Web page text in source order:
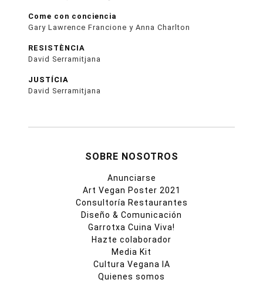
Come con conciencia
Gary Lawrence Francione y Anna Charlton
RESISTÈNCIA
David Serramitjana
JUSTÍCIA
David Serramitjana
SOBRE NOSOTROS
Anunciarse
Art Vegan Poster 2021
Consultoría Restaurantes
Diseño & Comunicación
Garrotxa Cuina Viva!
Hazte colaborador
Media Kit
Cultura Vegana IA
Quienes somos